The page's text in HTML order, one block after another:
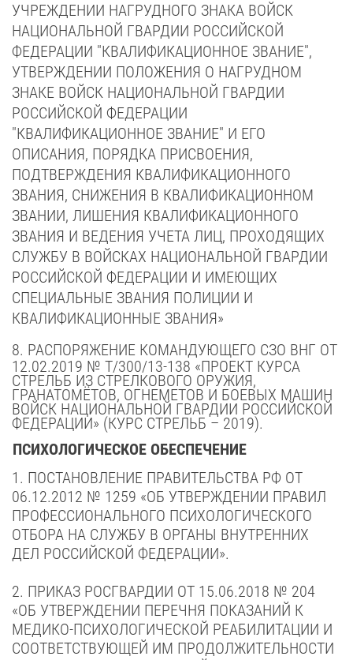
УЧРЕЖДЕНИИ НАГРУДНОГО ЗНАКА ВОЙСК
НАЦИОНАЛЬНОЙ ГВАРДИИ РОССИЙСКОЙ
ФЕДЕРАЦИИ "КВАЛИФИКАЦИОННОЕ ЗВАНИЕ",
УТВЕРЖДЕНИИ ПОЛОЖЕНИЯ О НАГРУДНОМ
ЗНАКЕ ВОЙСК НАЦИОНАЛЬНОЙ ГВАРДИИ
РОССИЙСКОЙ ФЕДЕРАЦИИ
"КВАЛИФИКАЦИОННОЕ ЗВАНИЕ" И ЕГО
ОПИСАНИЯ, ПОРЯДКА ПРИСВОЕНИЯ,
ПОДТВЕРЖДЕНИЯ КВАЛИФИКАЦИОННОГО
ЗВАНИЯ, СНИЖЕНИЯ В КВАЛИФИКАЦИОННОМ
ЗВАНИИ, ЛИШЕНИЯ КВАЛИФИКАЦИОННОГО
ЗВАНИЯ И ВЕДЕНИЯ УЧЕТА ЛИЦ, ПРОХОДЯЩИХ
СЛУЖБУ В ВОЙСКАХ НАЦИОНАЛЬНОЙ ГВАРДИИ
РОССИЙСКОЙ ФЕДЕРАЦИИ И ИМЕЮЩИХ
СПЕЦИАЛЬНЫЕ ЗВАНИЯ ПОЛИЦИИ И
КВАЛИФИКАЦИОННЫЕ ЗВАНИЯ»
8. РАСПОРЯЖЕНИЕ КОМАНДУЮЩЕГО СЗО ВНГ ОТ
12.02.2019 № Т/300/13-138 «ПРОЕКТ КУРСА
СТРЕЛЬБ ИЗ СТРЕЛКОВОГО ОРУЖИЯ,
ГРАНАТОМЁТОВ, ОГНЕМЕТОВ И БОЕВЫХ МАШИН
ВОЙСК НАЦИОНАЛЬНОЙ ГВАРДИИ РОССИЙСКОЙ
ФЕДЕРАЦИИ» (КУРС СТРЕЛЬБ – 2019).
ПСИХОЛОГИЧЕСКОЕ ОБЕСПЕЧЕНИЕ
1. ПОСТАНОВЛЕНИЕ ПРАВИТЕЛЬСТВА РФ ОТ
06.12.2012 № 1259 «ОБ УТВЕРЖДЕНИИ ПРАВИЛ
ПРОФЕССИОНАЛЬНОГО ПСИХОЛОГИЧЕСКОГО
ОТБОРА НА СЛУЖБУ В ОРГАНЫ ВНУТРЕННИХ
ДЕЛ РОССИЙСКОЙ ФЕДЕРАЦИИ».
2. ПРИКАЗ РОСГВАРДИИ ОТ 15.06.2018 № 204
«ОБ УТВЕРЖДЕНИИ ПЕРЕЧНЯ ПОКАЗАНИЙ К
МЕДИКО-ПСИХОЛОГИЧЕСКОЙ РЕАБИЛИТАЦИИ И
СООТВЕТСТВУЮЩЕЙ ИМ ПРОДОЛЖИТЕЛЬНОСТИ